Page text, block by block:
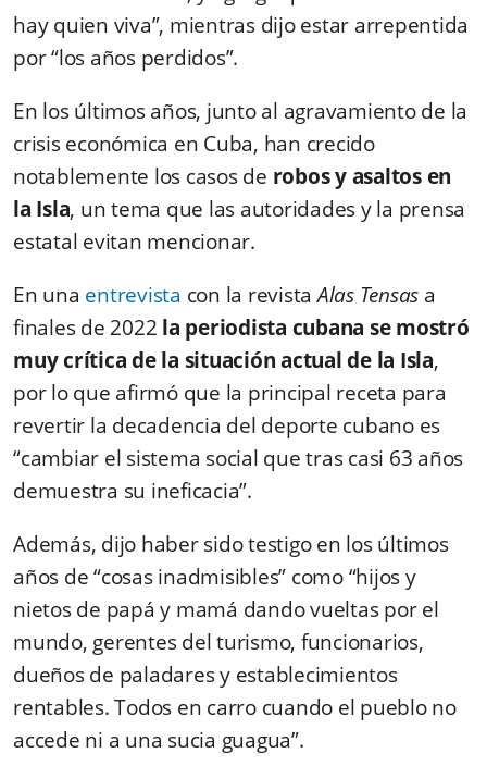
hay quien viva”, mientras dijo estar arrepentida
por “los años perdidos”.
En los últimos años, junto al agravamiento de la
crisis económica en Cuba, han crecido
notablemente los casos de robos y asaltos en
la Isla, un tema que las autoridades y la prensa
estatal evitan mencionar.
En una entrevista con la revistaAlas Tensas a
finales de 2022 la periodista cubana se mostró
muy crítica de la situación actual de la Isla,
por lo que afirmó que la principal receta para
revertir la decadencia del deporte cubano es
“cambiar el sistema social que tras casi 63 años
demuestra su ineficacia”.
Además, dijo haber sido testigo en los últimos
años de “cosas inadmisibles” como “hijos y
nietos de papá y mamá dando vueltas por el
mundo, gerentes del turismo, funcionarios,
dueños de paladares y establecimientos
rentables. Todos en carro cuando el pueblo no
accede ni a una sucia guagua”.